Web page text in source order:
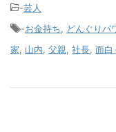
-芸人
-お金持ち どんぐりパ
家
山内 父親 社長 面白